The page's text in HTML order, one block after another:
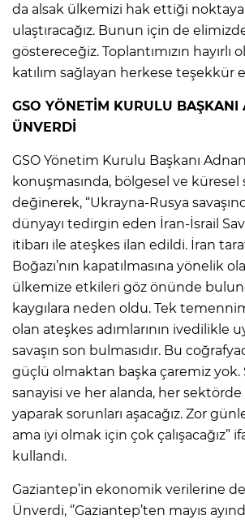
da alsak ülkemizi hak ettiği
ulaştıracağız. Bunun için de
göstereceğiz. Toplantımızın hayırlı
katılım sağlayan herkese teşekkür
GSO YÖNETİM KURULU BAŞKANI
ÜNVERDİ
GSO Yönetim Kurulu Başkanı
konuşmasında, bölgesel ve küresel
değinerek, “Ukrayna-Rusya
dünyayı tedirgin eden İran-İsrail
itibarı ile ateşkes ilan edildi. İran
Boğazı’nın kapatılmasına yönelik
ülkemize etkileri göz önünde
kaygılara neden oldu. Tek
olan ateşkes adımlarının ivedilikle
savaşın son bulmasıdır. Bu
güçlü olmaktan başka çaremiz yok.
sanayisi ve her alanda, her
yaparak sorunları aşacağız. Zor
ama iyi olmak için çok çalışacağız”
kullandı.
Gaziantep’in ekonomik verilerine
Ünverdi, ‘’Gaziantep’ten mayıs